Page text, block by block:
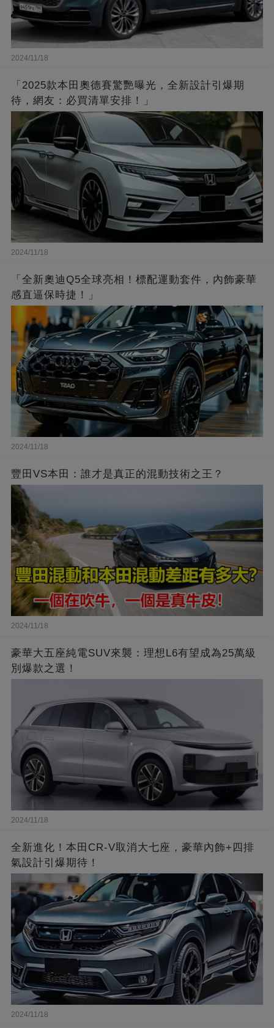
2024/11/18
「2025款本田奧德賽驚艷曝光，全新設計引爆期
待，網友：必買清單安排！」
2024/11/18
「全新奧迪Q5全球亮相！標配運動套件，內飾豪華
感直逼保時捷！」
2024/11/18
豐田VS本田：誰才是真正的混動技術之王？
2024/11/18
豪華大五座純電SUV來襲：理想L6有望成為25萬級
別爆款之選！
2024/11/18
全新進化！本田CR-V取消大七座，豪華內飾+四排
氣設計引爆期待！
2024/11/18